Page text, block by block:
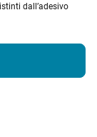
dall’adesivo